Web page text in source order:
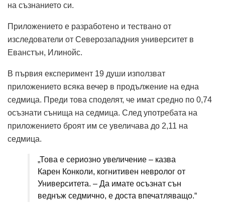
на съзнанието си.
Приложението е разработено и тествано от
изследователи от Северозападния университет в
Еванстън, Илинойс.
В първия експеримент 19 души използват
приложението всяка вечер в продължение на една
седмица. Преди това споделят, че имат средно по 0,74
осъзнати сънища на седмица. След употребата на
приложението броят им се увеличава до 2,11 на
седмица.
„Това е сериозно увеличение – казва
Карен Конколи, когнитивен невролог от
Университета. – Да имате осъзнат сън
веднъж седмично, е доста впечатляващо.“